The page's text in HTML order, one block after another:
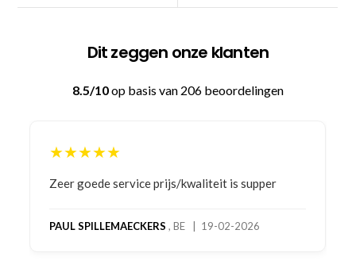
Dit zeggen onze klanten
8.5/10op basis van 206 beoordelingen
★★★★★
Bestelling gedaan vanwege goede prijzen en
bestelling al ontvangen met gifts, waardoor je